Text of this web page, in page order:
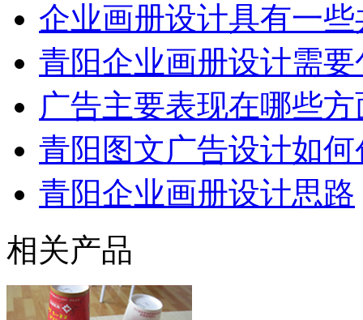
企业画册设计具有一
青阳企业画册设计需
广告主要表现在哪些方
青阳图文广告设计如
青阳企业画册设计思路
相关产品